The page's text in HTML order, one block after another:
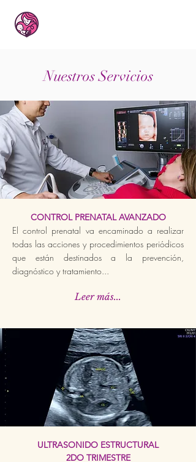
Nuestros Servicios
CONTROL PRENATAL AVANZADO
El control prenatal va encaminado a realizar
todas las acciones y procedimientos periódicos
que están destinados a la prevención,
diagnóstico y tratamiento...
Leer más...
ULTRASONIDO ESTRUCTURAL
2DO TRIMESTRE